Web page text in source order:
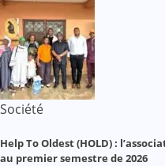
Société
Help To Oldest (HOLD) :
au premier semestre de 2026